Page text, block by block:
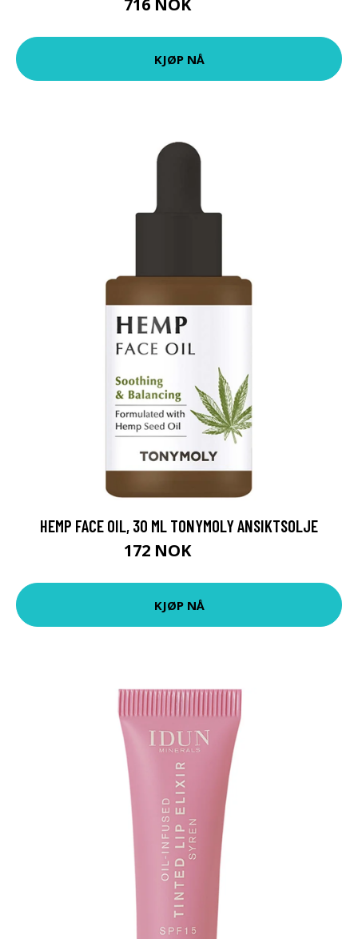
716 NOK
KJØP NÅ
HEMP FACE OIL, 30 ML TONYMOLY ANSIKTSOLJE
172 NOK
KJØP NÅ